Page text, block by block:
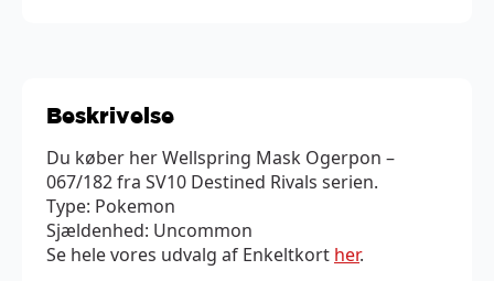
Beskrivelse
Du køber her Wellspring Mask Ogerpon –
067/182 fra SV10 Destined Rivals serien.
Type: Pokemon
Sjældenhed: Uncommon
Se hele vores udvalg af Enkeltkort her.